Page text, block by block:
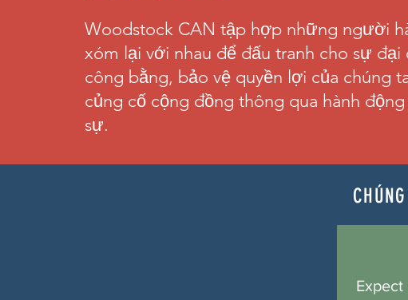
Woodstock CAN tập hợp những người
xóm lại với nhau để đấu tranh cho sự đại
công bằng, bảo vệ quyền lợi của chúng
củng cố cộng đồng thông qua hành động
sự.